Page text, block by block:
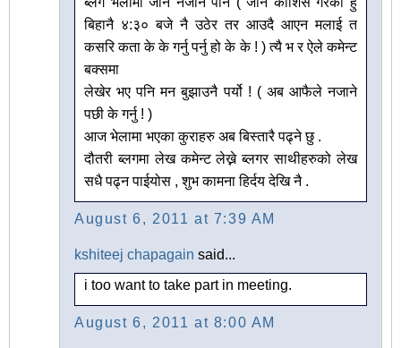
बिहानै ४:३० बजे नै उठेर तर आउदै आएन मलाई त
कसरि कता के के गर्नु पर्नु हो के के ! ) त्यै भ र ऐले कमेन्ट
बक्समा
लेखेर भए पनि मन बुझाउनै पर्यो ! ( अब आफैले नजाने
पछी के गर्नु ! )
आज भेलामा भएका कुराहरु अब बिस्तारै पढ्ने छु .
दौतरी ब्लगमा लेख कमेन्ट लेख्ने ब्लगर साथीहरुको लेख
सधै पढ्न पाईयोस , शुभ कामना हिर्दय देखि नै .
August 6, 2011 at 7:39 AM
kshiteej chapagain said...
i too want to take part in meeting.
August 6, 2011 at 8:00 AM